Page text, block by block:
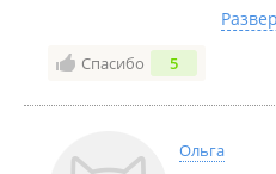
выходит через
квалификации и опыта
заправить - не вопрос. А
Спасибо 5
Ольга